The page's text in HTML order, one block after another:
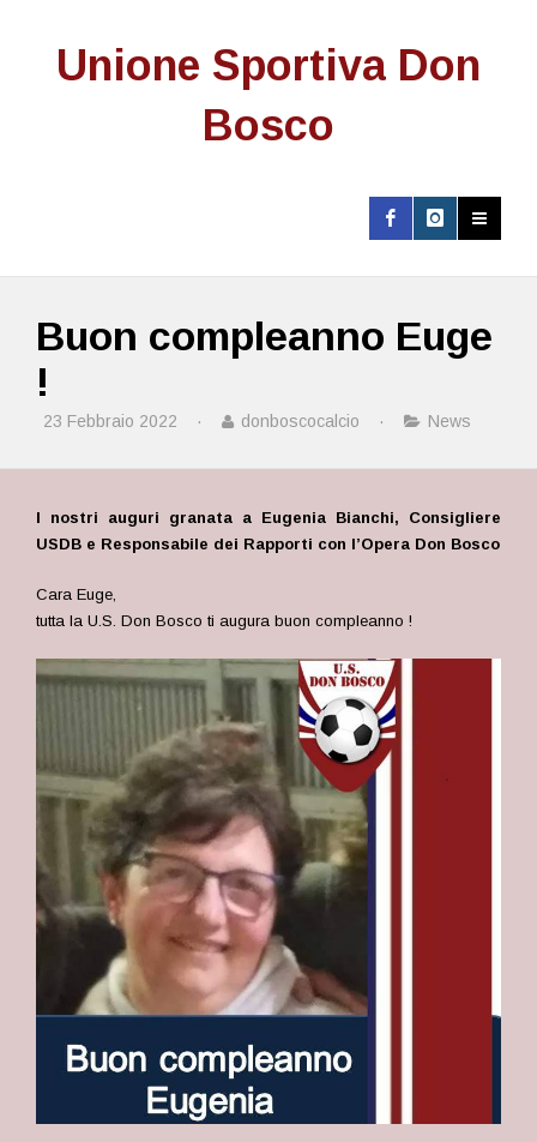
Unione Sportiva Don
Bosco
Buon compleanno Euge
!
23 Febbraio 2022 · donboscocalcio · News
I nostri auguri granata a Eugenia Bianchi, Consigliere
USDB e Responsabile dei Rapporti con l’Opera Don Bosco
Cara Euge,
tutta la U.S. Don Bosco ti augura buon compleanno !